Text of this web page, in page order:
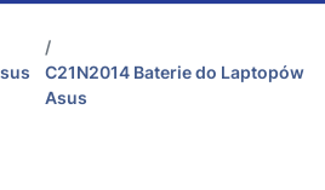
C21N2014 Baterie do Laptopów
Asus